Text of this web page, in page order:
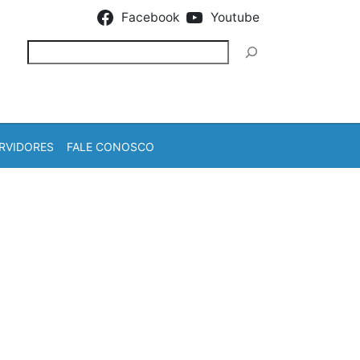
Facebook Youtube
FALE CONOSCO